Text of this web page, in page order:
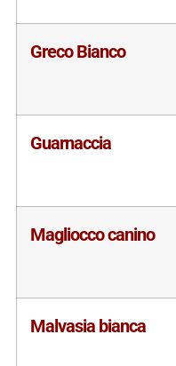
Greco Bianco
Guarnaccia
Magliocco canino
Malvasia bianca